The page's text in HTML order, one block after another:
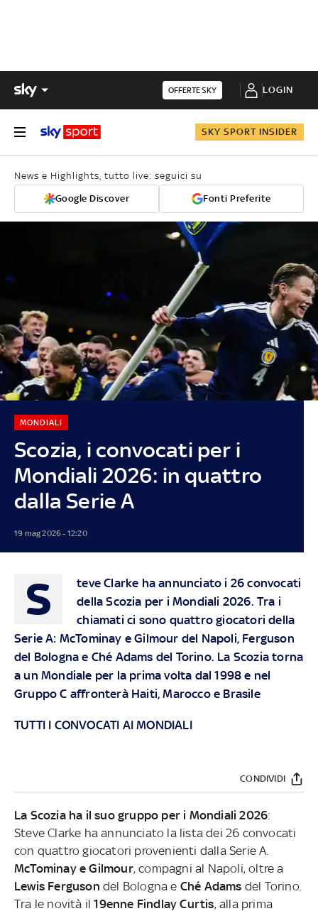
OFFERTE SKY LOGIN
SKY SPORT INSIDER
News e Highlights, tutto live: seguici su
Google Discover Fonti Preferite
Scozia, i convocati per i
Mondiali 2026: in quattro
dalla Serie A
MONDIALI
19 mag 2026 - 12:20
S
teve Clarke ha annunciato i 26 convocati
della Scozia per i Mondiali 2026. Tra i
chiamati ci sono quattro giocatori della
Serie A: McTominay e Gilmour del Napoli, Ferguson
del Bologna e Ché Adams del Torino. La Scozia torna
a un Mondiale per la prima volta dal 1998 e nel
Gruppo C affronterà Haiti, Marocco e Brasile
TUTTI I CONVOCATI AI MONDIALI
CONDIVIDI
La Scozia ha il suo gruppo per i Mondiali 2026:
Steve Clarke ha annunciato la lista dei 26 convocati
con quattro giocatori provenienti dalla Serie A.
McTominay e Gilmour, compagni al Napoli, oltre a
Lewis Ferguson del Bologna e Ché Adams del Torino.
Tra le novità il 19enne Findlay Curtis, alla prima